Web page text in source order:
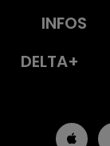
INFOS
DELTA+